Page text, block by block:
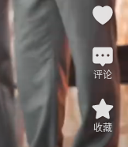
评论
收藏